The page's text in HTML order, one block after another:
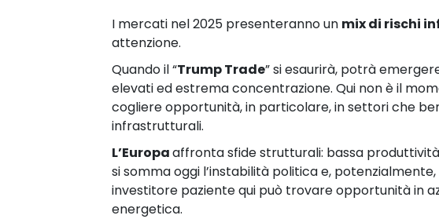
I mercati nel 2025 presenteranno un mix di rischi
attenzione.
Quando il “Trump Trade” si esaurirà, potrà
elevati ed estrema concentrazione. Qui non è il
cogliere opportunità, in particolare, in settori che
infrastrutturali.
L’Europaaffronta sfide strutturali: bassa
si somma oggi l’instabilità politica e,
investitore paziente qui può trovare opportunità in
energetica.